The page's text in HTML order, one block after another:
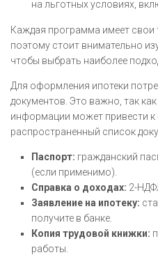
на льготных условиях,
Каждая программа имеет свои
поэтому стоит внимательно
чтобы выбрать наиболее
Для оформления ипотеки
документов. Это важно, так
информации может привести к
распространенный список
Паспорт: гражданский
(если применимо).
Справка о доходах: 2-
Заявление на ипотеку:
получите в банке.
Копия трудовой книжки:
работы.